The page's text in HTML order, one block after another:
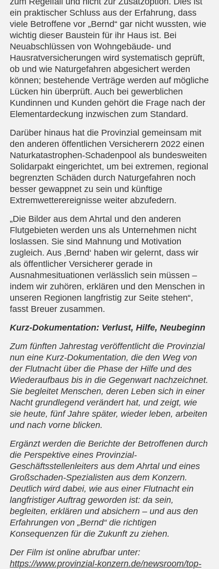
ein praktischer Schluss aus der Erfahrung, dass
viele Betroffene vor „Bernd“ gar nicht wussten, wie
wichtig dieser Baustein für ihr Haus ist. Bei
Neuabschlüssen von Wohngebäude- und
Hausratversicherungen wird systematisch geprüft,
ob und wie Naturgefahren abgesichert werden
können; bestehende Verträge werden auf mögliche
Lücken hin überprüft. Auch bei gewerblichen
Kundinnen und Kunden gehört die Frage nach der
Elementardeckung inzwischen zum Standard.
Darüber hinaus hat die Provinzial gemeinsam mit
den anderen öffentlichen Versicherern 2022 einen
Naturkatastrophen-Schadenpool als bundesweiten
Solidarpakt eingerichtet, um bei extremen, regional
begrenzten Schäden durch Naturgefahren noch
besser gewappnet zu sein und künftige
Extremwetterereignisse weiter abzufedern.
„Die Bilder aus dem Ahrtal und den anderen
Flutgebieten werden uns als Unternehmen nicht
loslassen. Sie sind Mahnung und Motivation
zugleich. Aus ‚Bernd‘ haben wir gelernt, dass wir
als öffentlicher Versicherer gerade in
Ausnahmesituationen verlässlich sein müssen –
indem wir zuhören, erklären und den Menschen in
unseren Regionen langfristig zur Seite stehen“,
fasst Breuer zusammen.
Kurz-Dokumentation: Verlust, Hilfe, Neubeginn
Zum fünften Jahrestag veröffentlicht die Provinzial
nun eine Kurz-Dokumentation, die den Weg von
der Flutnacht über die Phase der Hilfe und des
Wiederaufbaus bis in die Gegenwart nachzeichnet.
Sie begleitet Menschen, deren Leben sich in einer
Nacht grundlegend verändert hat, und zeigt, wie
sie heute, fünf Jahre später, wieder leben, arbeiten
und nach vorne blicken.
Ergänzt werden die Berichte der Betroffenen durch
die Perspektive eines Provinzial-
Geschäftsstellenleiters aus dem Ahrtal und eines
Großschaden-Spezialisten aus dem Konzern.
Deutlich wird dabei, wie aus einer Flutnacht ein
langfristiger Auftrag geworden ist: da sein,
begleiten, erklären und absichern – und aus den
Erfahrungen von „Bernd“ die richtigen
Konsequenzen für die Zukunft zu ziehen.
Der Film ist online abrufbar unter:
https://www.provinzial-konzern.de/newsroom/top-